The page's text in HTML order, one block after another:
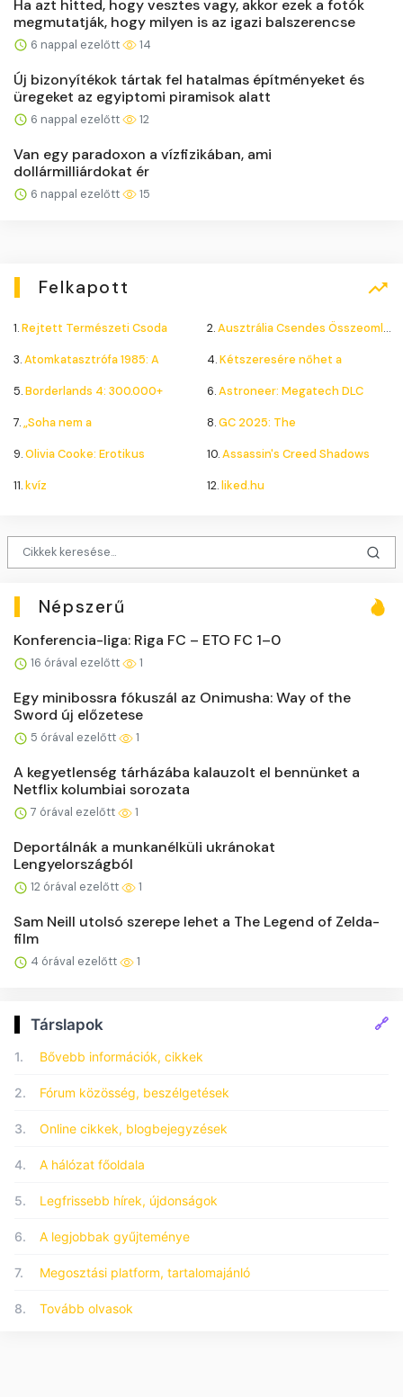
Ha azt hitted, hogy vesztes vagy, akkor ezek a fotók
megmutatják, hogy milyen is az igazi balszerencse
6 nappal ezelőtt 14
Új bizonyítékok tártak fel hatalmas építményeket és
üregeket az egyiptomi piramisok alatt
6 nappal ezelőtt 12
Van egy paradoxon a vízfizikában, ami
dollármilliárdokat ér
6 nappal ezelőtt 15
Felkapott
1.Rejtett Természeti Csoda 2.Ausztrália Csendes Összeomlása
3.Atomkatasztrófa 1985: A 4.Kétszeresére nőhet a
5.Borderlands 4: 300.000+ 6.Astroneer: Megatech DLC
7.„Soha nem a 8.GC 2025: The
9.Olivia Cooke: Erotikus 10.Assassin's Creed Shadows
11.kvíz 12.liked.hu
Népszerű
Konferencia-liga: Riga FC – ETO FC 1–0
16 órával ezelőtt 1
Egy minibossra fókuszál az Onimusha: Way of the
Sword új előzetese
5 órával ezelőtt 1
A kegyetlenség tárházába kalauzolt el bennünket a
Netflix kolumbiai sorozata
7 órával ezelőtt 1
Deportálnák a munkanélküli ukránokat
Lengyelországból
12 órával ezelőtt 1
Sam Neill utolsó szerepe lehet a The Legend of Zelda-
film
4 órával ezelőtt 1
Társlapok 🔗
1. Bővebb információk, cikkek
2. Fórum közösség, beszélgetések
3. Online cikkek, blogbejegyzések
4. A hálózat főoldala
5. Legfrissebb hírek, újdonságok
6. A legjobbak gyűjteménye
7. Megosztási platform, tartalomajánló
8. Tovább olvasok